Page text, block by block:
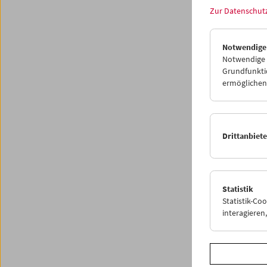
Zur
Notwendige
Statistik
Statistik-